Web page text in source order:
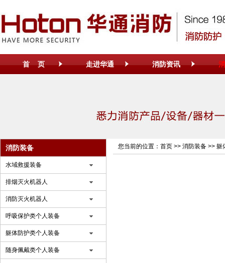
首 页 走进华通 消防资讯
消防装备
水域救援装备
排烟灭火机器人
消防灭火机器人
呼吸保护类个人装备
躯体防护类个人装备
随身佩戴类个人装备
您当前的位置： 首页 >> 消防装备 >> 躯